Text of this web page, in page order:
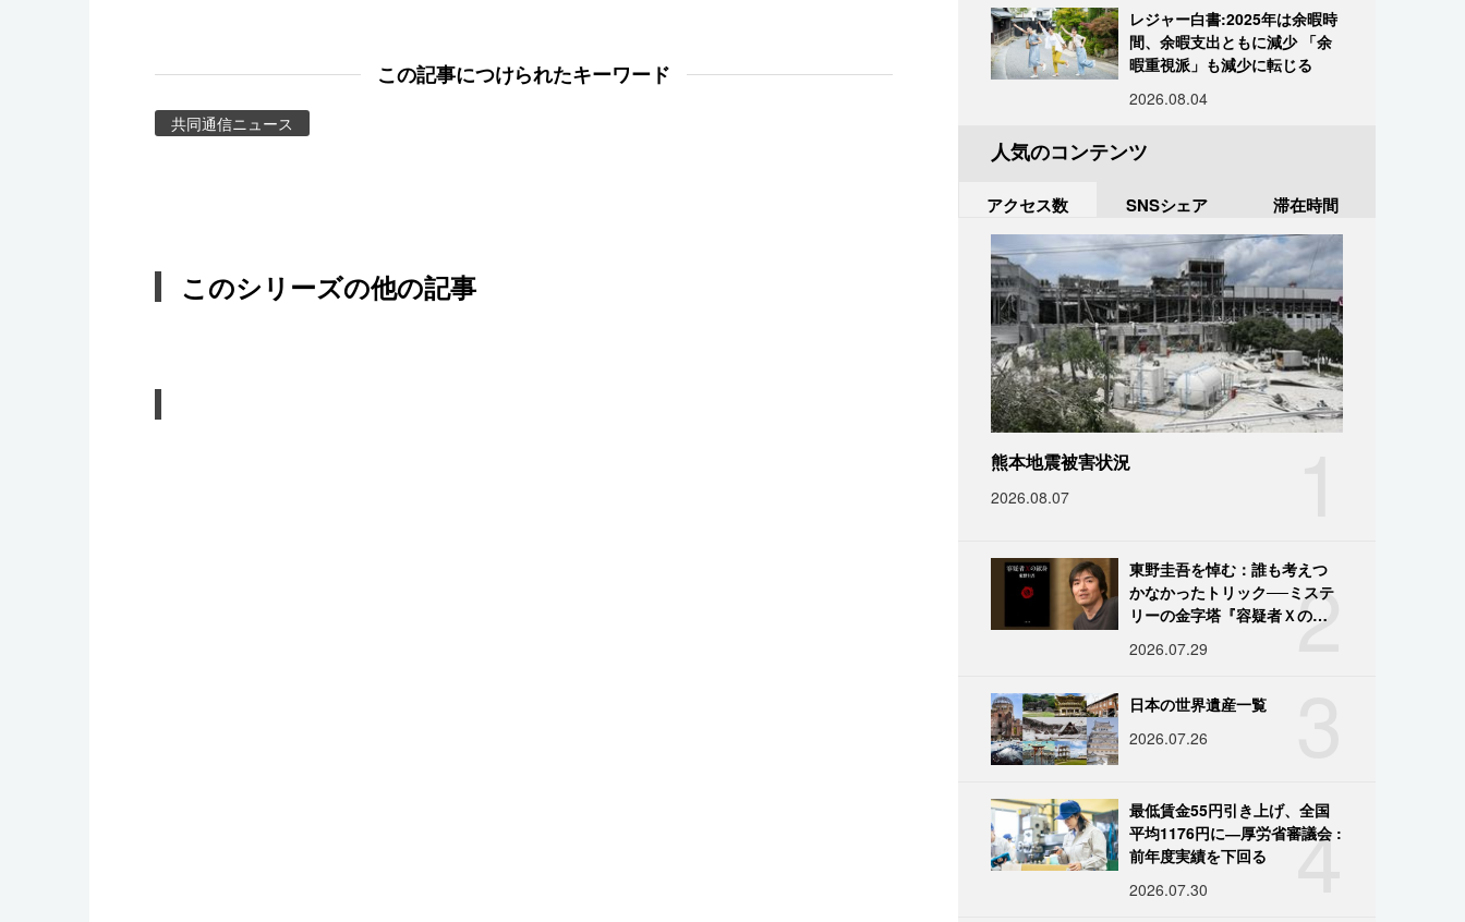
この記事につけられたキーワード
共同通信ニュース
このシリーズの他の記事
レジャー白書:2025年は余暇時
間、余暇支出ともに減少 「余
暇重視派」も減少に転じる
2026.08.04
人気のコンテンツ
アクセス数 SNSシェア 滞在時間
熊本地震被害状況
2026.08.07
2
東野圭吾を悼む：誰も考えつ
かなかったトリック──ミステ
リーの金字塔『容疑者Ｘの献
2026.07.29
日本の世界遺産一覧
2026.07.26
4
最低賃金55円引き上げ、全国
平均1176円に―厚労省審議会 :
前年度実績を下回る
2026.07.30